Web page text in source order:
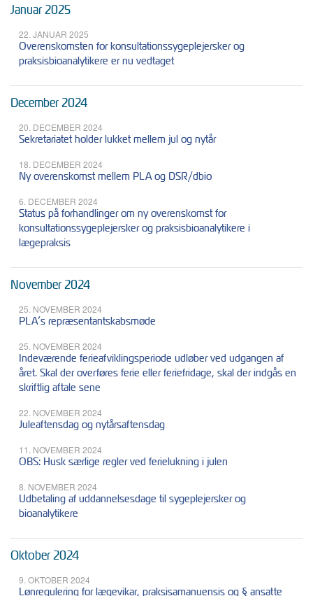
Januar 2025
22. JANUAR 2025
Overenskomsten for konsultationssygeplejersker og
praksisbioanalytikere er nu vedtaget
December 2024
20. DECEMBER 2024
Sekretariatet holder lukket mellem jul og nytår
18. DECEMBER 2024
Ny overenskomst mellem PLA og DSR/dbio
6. DECEMBER 2024
Status på forhandlinger om ny overenskomst for
konsultationssygeplejersker og praksisbioanalytikere i
lægepraksis
November 2024
25. NOVEMBER 2024
PLA’s repræsentantskabsmøde
25. NOVEMBER 2024
Indeværende ferieafviklingsperiode udløber ved udgangen af
året. Skal der overføres ferie eller feriefridage, skal der indgås en
skriftlig aftale sene
22. NOVEMBER 2024
Juleaftensdag og nytårsaftensdag
11. NOVEMBER 2024
OBS: Husk særlige regler ved ferielukning i julen
8. NOVEMBER 2024
Udbetaling af uddannelsesdage til sygeplejersker og
bioanalytikere
Oktober 2024
9. OKTOBER 2024
Lønregulering for lægevikar, praksisamanuensis og § ansatte